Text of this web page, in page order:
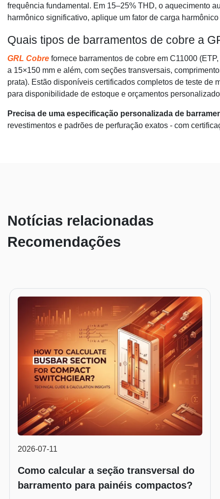
frequência fundamental. Em 15–25% THD, o aquecimento
harmônico significativo, aplique um fator de carga
Quais tipos de barramentos de cobre a
GRL Cobre fornece barramentos de cobre em C11000
a 15×150 mm e além, com seções transversais,
prata). Estão disponíveis certificados completos de teste de
para disponibilidade de estoque e orçamentos
Precisa de uma especificação personalizada de
revestimentos e padrões de perfuração exatos - com
Notícias relacionadas
Recomendações
2026-07-11
Como calcular a seção transversal do
barramento para painéis compactos?